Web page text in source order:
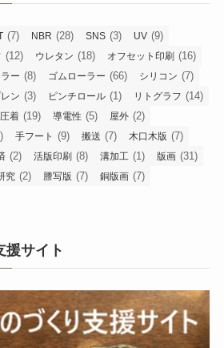
(7) NBR (28) SNS (3) UV (9)
(12) ウレタン (18) オフセット印刷 (16)
ー (8) ゴムローラー (66) シリコン (7)
ン (3) ピンチロール (1) リトグラフ (14)
圧着 (19) 導電性 (5) 屋外 (2)
手フート (9) 搬送 (7) 木口木版 (7)
(2) 活版印刷 (8) 溝加工 (1) 版画 (31)
究 (2) 謄写版 (7) 銅版画 (7)
援サイト